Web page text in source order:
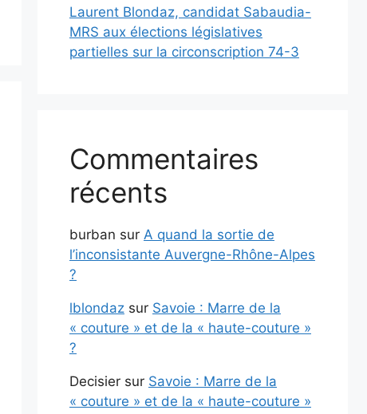
Laurent Blondaz, candidat Sabaudia-
MRS aux élections législatives
partielles sur la circonscription 74-3
Commentaires
récents
burban sur A quand la sortie de
l’inconsistante Auvergne-Rhône-Alpes
?
lblondaz sur Savoie : Marre de la
« couture » et de la « haute-couture »
?
Decisier sur Savoie : Marre de la
« couture » et de la « haute-couture »